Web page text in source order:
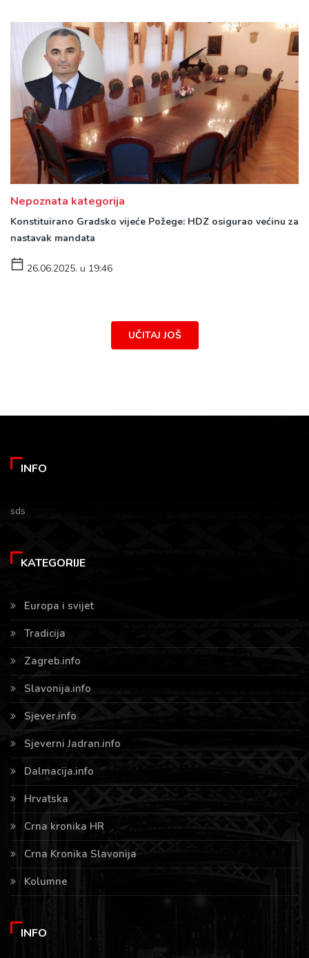
Nepoznata kategorija
Konstituirano Gradsko vijeće Požege: HDZ osigurao većinu za
nastavak mandata
26.06.2025. u 19:46
UČITAJ JOŠ
INFO
sds
KATEGORIJE
Europa i svijet
Tradicija
Zagreb.info
Slavonija.info
Sjever.info
Sjeverni Jadran.info
Dalmacija.info
Hrvatska
Crna kronika HR
Crna Kronika Slavonija
Kolumne
INFO